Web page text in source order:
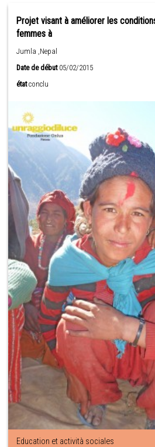
Projet visant à améliorer les
femmes à
Jumla ,Nepal
Date de début05/02/2015
état conclu
Education et actività sociales